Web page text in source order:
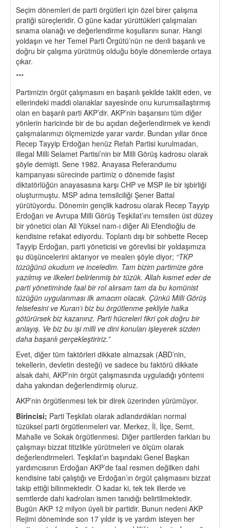
Seçim dönemleri de parti örgütleri için özel birer çalışma
pratiği süreçleridir. O güne kadar yürüttükleri çalışmaları
sınama olanağı ve değerlendirme koşullarını sunar. Hangi
yoldaşın ve her Temel Parti Örgütü’nün ne denli başarılı ve
doğru bir çalışma yürütmüş olduğu böyle dönemlerde ortaya
çıkar.
***
Partimizin örgüt çalışmasını en başarılı şekilde taklit eden, ve
ellerindeki maddi olanaklar sayesinde onu kurumsallaştırmış
olan en başarılı parti AKP’dir. AKP’nin başarısını tüm diğer
yönlerin haricinde bir de bu açıdan değerlendirmek ve kendi
çalışmalarımızı ölçmemizde yarar vardır. Bundan yıllar önce
Recep Tayyip Erdoğan henüz Refah Partisi kurulmadan,
illegal Milli Selamet Partisi’nin bir Milli Görüş kadrosu olarak
şöyle demişti. Sene 1982. Anayasa Referandumu
kampanyası sürecinde partimiz o dönemde faşist
diktatörlüğün anayasasına karşı CHP ve MSP ile bir işbirliği
oluşturmuştu. MSP adına temsilciliği Şener Battal
yürütüyordu. Dönemin gençlik kadrosu olarak Recep Tayyip
Erdoğan ve Avrupa Milli Görüş Teşkilat’ını temsilen üst düzey
bir yönetici olan Ali Yüksel nam-ı diğer Ali Efendioğlu de
kendisine refakat ediyordu. Toplantı dışı bir sohbette Recep
Tayyip Erdoğan, parti yöneticisi ve görevlisi bir yoldaşımıza
şu düşüncelerini aktarıyor ve mealen şöyle diyor; “TKP
tüzüğünü okudum ve inceledim. Tam bizim partimize göre
yazılmış ve ilkeleri belirlenmiş bir tüzük. Allah kısmet eder de
parti yönetiminde faal bir rol alırsam tam da bu komünist
tüzüğün uygulanması ilk amacım olacak. Çünkü Milli Görüş
felsefesini ve Kuran’ı biz bu örgütlenme şekliyle halka
götürürsek biz kazanırız. Parti hücreleri fikri çok doğru bir
anlayış. Ve biz bu işi milli ve dini konuları işleyerek sizden
daha başarılı gerçekleştiririz.”
Evet, diğer tüm faktörleri dikkate almazsak (ABD’nin,
tekellerin, devletin desteği) ve sadece bu faktörü dikkate
alsak dahi, AKP’nin örgüt çalışmasında uyguladığı yöntemi
daha yakından değerlendirmiş oluruz.
AKP’nin örgütlenmesi tek bir direk üzerinden yürümüyor.
Birincisi; Parti Teşkilatı olarak adlandırdıkları normal
tüzüksel parti örgütlenmeleri var. Merkez, İl, İlçe, Semt,
Mahalle ve Sokak örgütlenmesi. Diğer partilerden farkları bu
çalışmayı bizzat titizlikle yürütmeleri ve ölçüm olarak
değerlendirmeleri. Teşkilat’ın başındaki Genel Başkan
yardımcısının Erdoğan AKP’de faal resmen değilken dahi
kendisine tabi çalıştığı ve Erdoğan’ın örgüt çalışmasını bizzat
takip ettiği bilinmektedir. O kadar ki, tek tek illerde ve
semtlerde dahi kadroları ismen tanıdığı belirtilmektedir.
Bugün AKP 12 milyon üyeli bir partidir. Bunun nedeni AKP
Rejimi döneminde son 17 yıldır iş ve yardım isteyen her